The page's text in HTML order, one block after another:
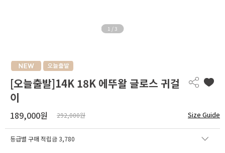
1 / 3
[오늘출발]14K 18K 에뚜왈 글로스 귀걸
이
189,000원 292,000원 Size Guide
등급별 구매 적립금3,780